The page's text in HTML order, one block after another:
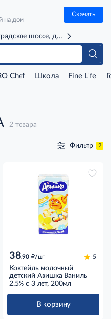
на дом
Скачать
шоссе, д. 71Г (м. Речной
Chef Школа Fine Life
2 товара
Фильтр 2
38.90 д/шт 5
Коктейль молочный
детский Авишка Ваниль
2.5% с 3 лет, 200мл
В корзину